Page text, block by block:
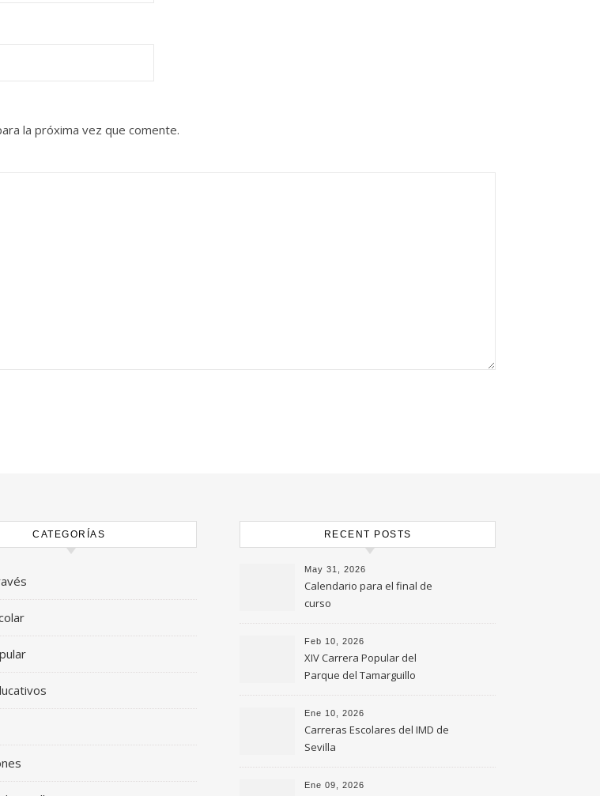
la próxima vez que comente.
CATEGORÍAS RECENT POSTS
May 31, 2026
Calendario para el final de
curso
Feb 10, 2026
XIV Carrera Popular del
Parque del Tamarguillo
Ene 10, 2026
Carreras Escolares del IMD de
Sevilla
Ene 09, 2026